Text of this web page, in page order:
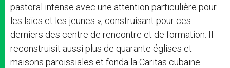
pastoral intense avec une attention particulière pour
les laïcs et les jeunes », construisant pour ces
derniers des centre de rencontre et de formation. Il
reconstruisit aussi plus de quarante églises et
maisons paroissiales et fonda la Caritas cubaine.